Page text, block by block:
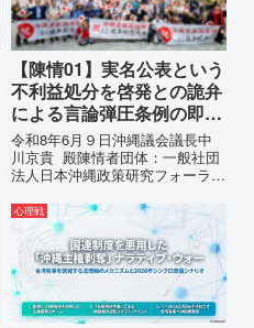
【陳情01】実名公表という
不利益処分を啓発との詭弁
による言論弾圧条例の即時
運用停止を求める陳情
令和8年6月９日沖縄議会議長中
川京貴 殿陳情者団体：一般社団
法人日本沖縄政策研究フォーラム
所：沖縄県那覇市電 話：
080- 実名公表という不利益処分
を啓発との詭弁による言論弾圧条
例の即時運用停止を求める陳情
1...
心理戦